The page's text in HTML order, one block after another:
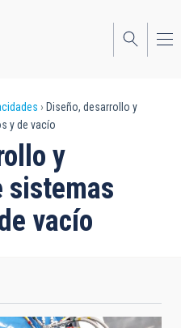
Diseño, desarrollo y
y de vacío
y
sistemas
vacío